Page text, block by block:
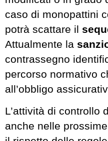
caso di monopattini
potrà scattare il
Attualmente la
contrassegno
percorso normativo
all’obbligo
L’attività di controllo
anche nelle